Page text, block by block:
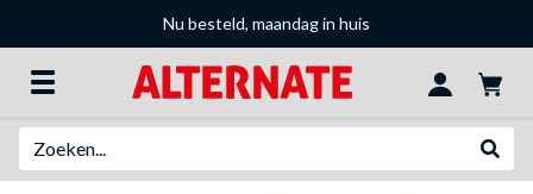
Nu besteld, maandag in huis